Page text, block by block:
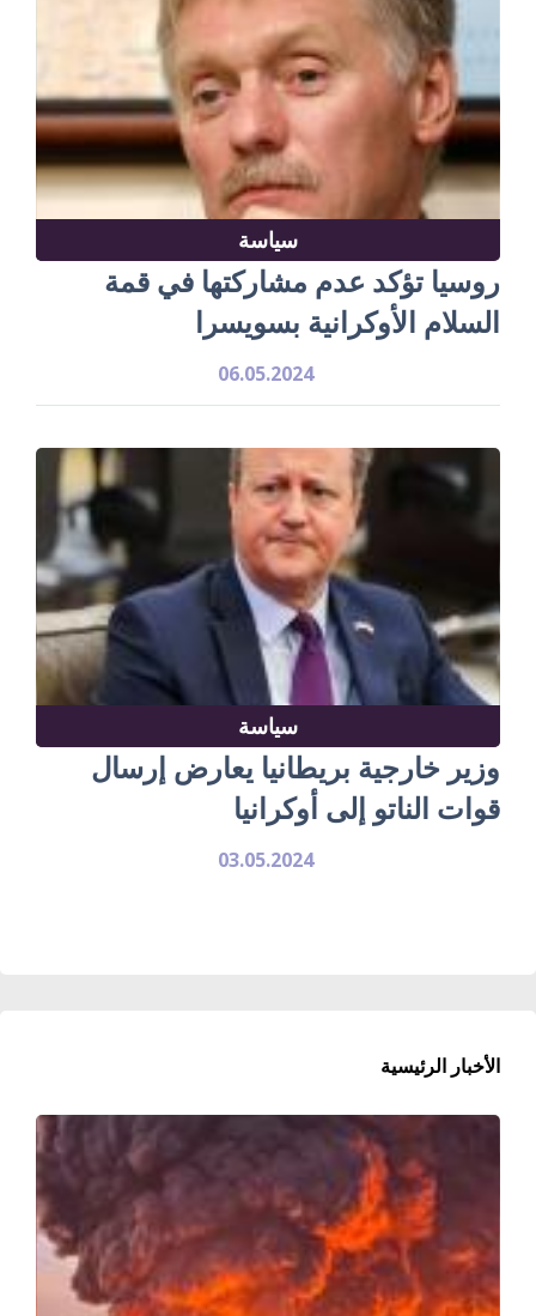
سياسة
روسيا تؤكد عدم مشاركتها في قمة
السلام الأوكرانية بسويسرا
06.05.2024
سياسة
وزير خارجية بريطانيا يعارض إرسال
قوات الناتو إلى أوكرانيا
03.05.2024
الأخبار الرئيسية